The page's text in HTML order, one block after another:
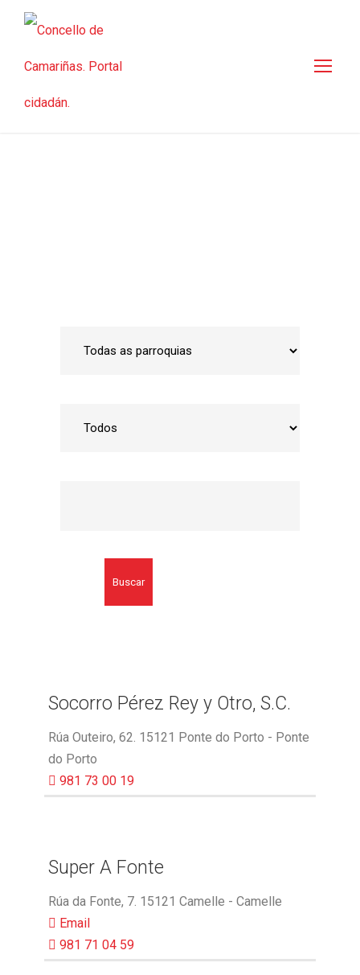
Buscar
Socorro Pérez Rey y Otro, S.C.
Rúa Outeiro, 62. 15121 Ponte do Porto - Ponte
do Porto
981 73 00 19
Super A Fonte
Rúa da Fonte, 7. 15121 Camelle - Camelle
Email
981 71 04 59